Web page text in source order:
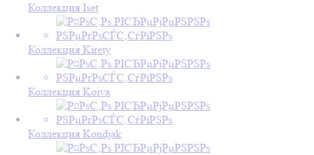
Коллекция Iset
Коллекция Kirety
Коллекция Koiva
Коллекция Kondjak